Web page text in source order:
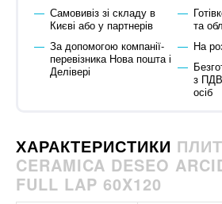
Самовивіз зі складу в
Києві або у партнерів
За допомогою компанії-
перевізника Нова пошта і
Делівері
та
На
з
осіб
ХАРАКТЕРИСТИКИ
CERAMICA DESEO
FULL LAP 60X120